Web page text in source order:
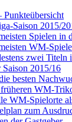
Punkteübersicht
Saison 2015/
Spielen in
WM-
zwei Titeln
2015/16
besten
WM-
WM-Spielorte
zum